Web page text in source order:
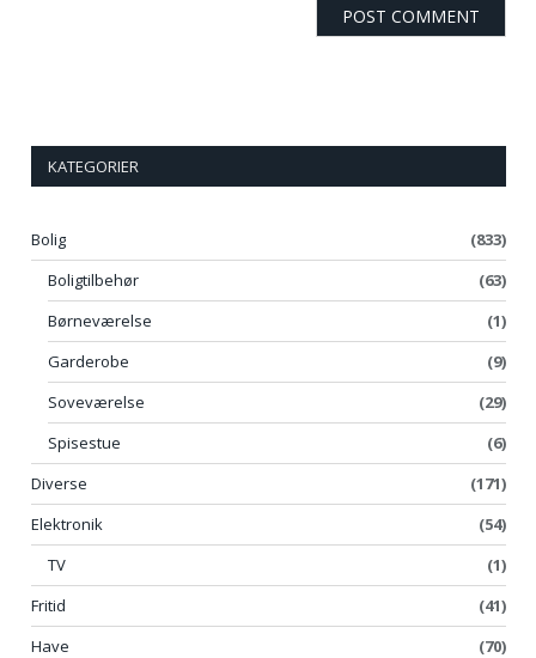
KATEGORIER
Bolig
(833)
Boligtilbehør
(63)
Børneværelse
(1)
Garderobe
(9)
Soveværelse
(29)
Spisestue
(6)
Diverse
(171)
Elektronik
(54)
TV
(1)
Fritid
(41)
Have
(70)